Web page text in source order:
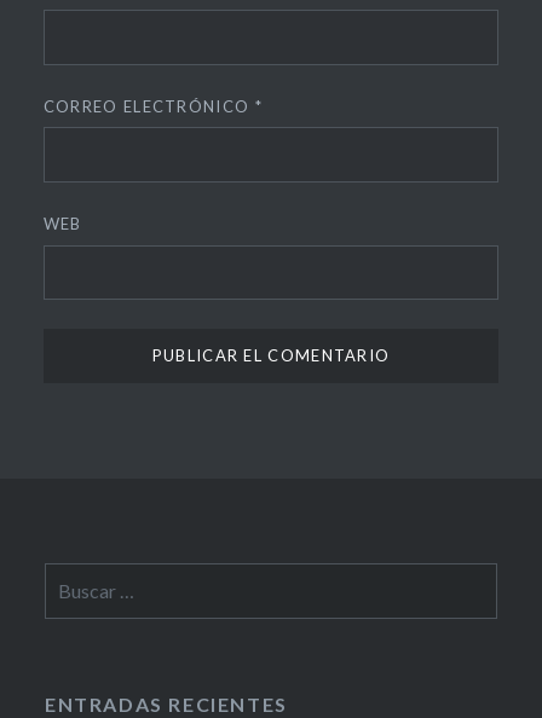
CORREO ELECTRÓNICO *
WEB
ENTRADAS RECIENTES